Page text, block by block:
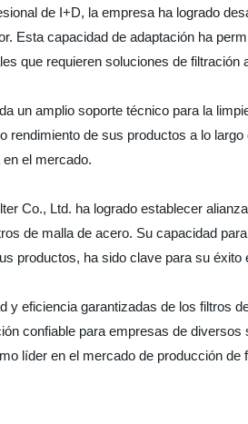
de I+D, la empresa ha logrado
Esta capacidad de adaptación ha
que requieren soluciones de filtración
un amplio soporte técnico para la
rendimiento de sus productos a lo
el mercado.
Co., Ltd. ha logrado establecer
de malla de acero. Su capacidad
productos, ha sido clave para su
y eficiencia garantizadas de los filtros
confiable para empresas de
líder en el mercado de producción de